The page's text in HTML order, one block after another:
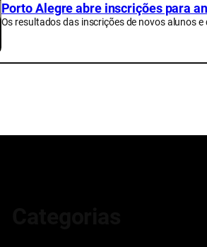
Porto Alegre abre inscrições para
Os resultados das inscrições de novos alunos